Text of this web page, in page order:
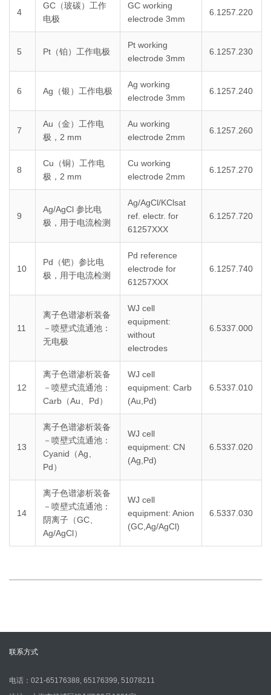
4
GC（玻碳）工作
电极
GC working
electrode 3mm
6.1257.220
5 Pt（铂）工作电极
Pt working
electrode 3mm
6.1257.230
6 Ag（银）工作电极
Ag working
electrode 3mm
6.1257.240
7
Au（金）工作电
极，2 mm
Au working
electrode 2mm
6.1257.260
8
Cu（铜）工作电
极，2 mm
Cu working
electrode 2mm
6.1257.270
9
Ag/AgCl 参比电
极，用于电流检测
Ag/AgCl/KClsat
ref. electr. for
61257XXX
6.1257.720
10
Pd（钯）参比电
极，用于电流检测
Pd reference
electrode for
61257XXX
6.1257.740
11
离子色谱渗析装备
－喷壁式流通池：
无电极
WJ cell
equipment:
without
electrodes
6.5337.000
12
离子色谱渗析装备
－喷壁式流通池：
Carb（Au、Pd）
WJ cell
equipment: Carb
(Au,Pd)
6.5337.010
13
离子色谱渗析装备
－喷壁式流通池：
Cyanid（Ag、
Pd）
WJ cell
equipment: CN
(Ag,Pd)
6.5337.020
14
离子色谱渗析装备
－喷壁式流通池：
阴离子（GC、
Ag/AgCl）
WJ cell
equipment: Anion
(GC,Ag/AgCl)
6.5337.030
联系方式
电话：021-65176388, 65176399, 51078211